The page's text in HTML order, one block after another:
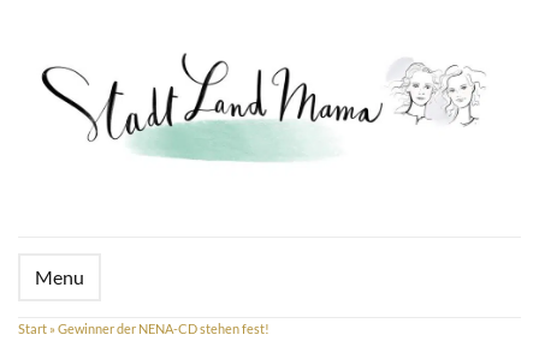
Menu
Start » Gewinner der NENA-CD stehen fest!